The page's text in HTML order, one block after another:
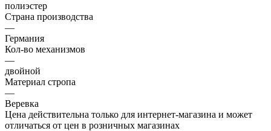
полиэстер
Страна производства
—
Германия
Кол-во механизмов
—
двойной
Материал стропа
—
Веревка
Цена действительна только для интернет-магазина и может
отличаться от цен в розничных магазинах